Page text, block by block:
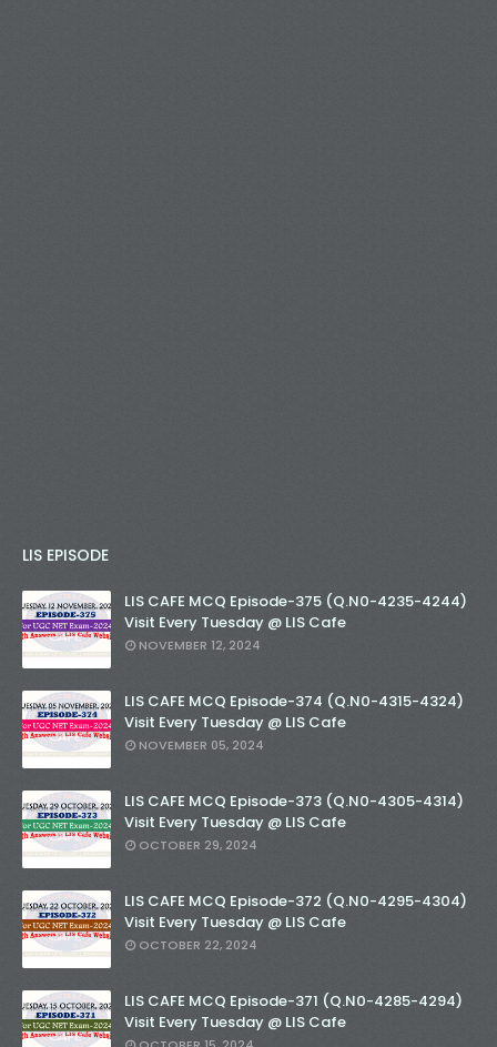
LIS EPISODE
LIS CAFE MCQ Episode-375 (Q.N0-4235-4244)
Visit Every Tuesday @ LIS Cafe
NOVEMBER 12, 2024
LIS CAFE MCQ Episode-374 (Q.N0-4315-4324)
Visit Every Tuesday @ LIS Cafe
NOVEMBER 05, 2024
LIS CAFE MCQ Episode-373 (Q.N0-4305-4314)
Visit Every Tuesday @ LIS Cafe
OCTOBER 29, 2024
LIS CAFE MCQ Episode-372 (Q.N0-4295-4304)
Visit Every Tuesday @ LIS Cafe
OCTOBER 22, 2024
LIS CAFE MCQ Episode-371 (Q.N0-4285-4294)
Visit Every Tuesday @ LIS Cafe